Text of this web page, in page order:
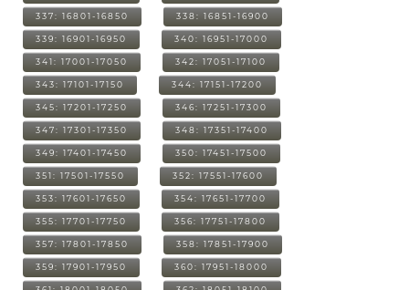
337: 16801-16850 338: 16851-16900
339: 16901-16950 340: 16951-17000
341: 17001-17050 342: 17051-17100
343: 17101-17150 344: 17151-17200
345: 17201-17250 346: 17251-17300
347: 17301-17350 348: 17351-17400
349: 17401-17450 350: 17451-17500
351: 17501-17550 352: 17551-17600
353: 17601-17650 354: 17651-17700
355: 17701-17750 356: 17751-17800
357: 17801-17850 358: 17851-17900
359: 17901-17950 360: 17951-18000